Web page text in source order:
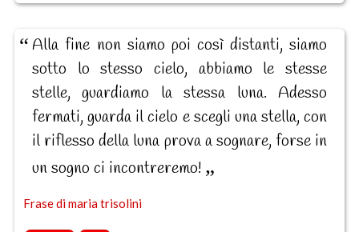
Alla fine non siamo poi così distanti, siamo
sotto lo stesso cielo, abbiamo le stesse
stelle, guardiamo la stessa luna. Adesso
fermati, guarda il cielo e scegli una stella, con
il riflesso della luna prova a sognare, forse in
un sogno ci incontreremo!
Frase di maria trisolini